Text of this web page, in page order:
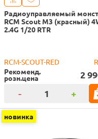
Радиоуправляемый
RCM Scout M3 (красный)
2.4G 1/20 RTR
RCM-SCOUT-RED
Рекоменд.
розн.цена 2
- +
новинка